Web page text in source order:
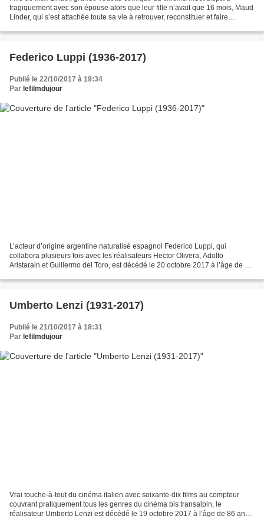
tragiquement avec son épouse alors que leur fille n’avait que 16 mois, Maud
Linder, qui s’est attachée toute sa vie à retrouver, reconstituer et faire
Federico Luppi (1936-2017)
Publié le 22/10/2017 à 19:34
Par lefilmdujour
L’acteur d’origine argentine naturalisé espagnol Federico Luppi, qui
collabora plusieurs fois avec les réalisateurs Hector Olivera, Adolfo
Aristarain et Guillermo del Toro, est décédé le 20 octobre 2017 à l’âge de 81
Umberto Lenzi (1931-2017)
Publié le 21/10/2017 à 18:31
Par lefilmdujour
Vrai touche-à-tout du cinéma italien avec soixante-dix films au compteur
couvrant pratiquement tous les genres du cinéma bis transalpin, le
réalisateur Umberto Lenzi est décédé le 19 octobre 2017 à l’âge de 86 ans.